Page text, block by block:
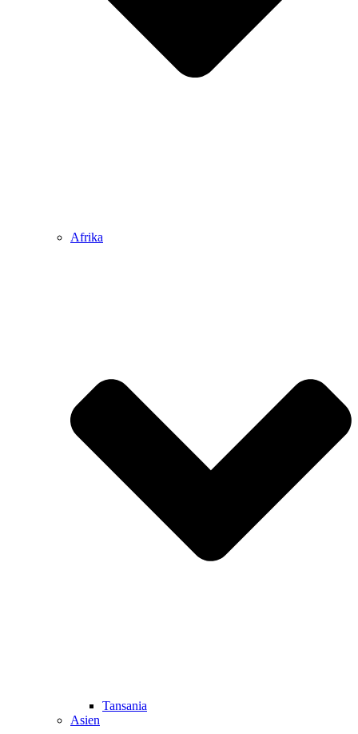
Afrika
Tansania
Asien